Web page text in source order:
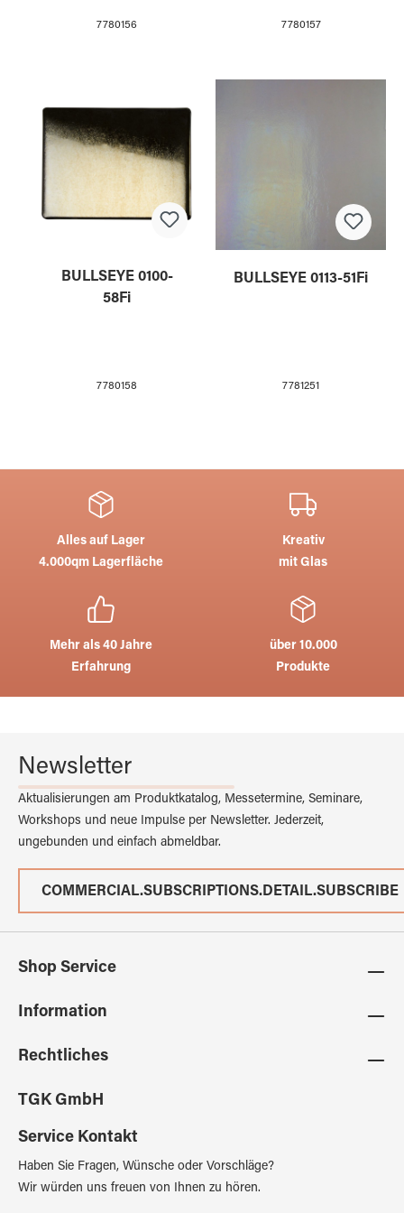
7780156 7780157
BULLSEYE 0100-
58Fi
7780158
BULLSEYE 0113-51Fi
7781251
Alles auf Lager
4.000qm Lagerfläche
Kreativ
mit Glas
Mehr als 40 Jahre
Erfahrung
über 10.000
Produkte
Newsletter
Aktualisierungen am Produktkatalog, Messetermine, Seminare,
Workshops und neue Impulse per Newsletter. Jederzeit,
ungebunden und einfach abmeldbar.
COMMERCIAL.SUBSCRIPTIONS.DETAIL.SUBSCRIBE
Shop Service
Information
Rechtliches
TGK GmbH
Service Kontakt
Haben Sie Fragen, Wünsche oder Vorschläge?
Wir würden uns freuen von Ihnen zu hören.